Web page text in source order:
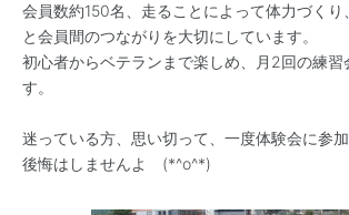
会員数約150名、走ることによって体力づくり
と会員間のつながりを大切にしています。
初心者からベテランまで楽しめ、月2回の練習
す。
迷っている方、思い切って、一度体験会に参加
後悔はしませんよ (*^o^*)